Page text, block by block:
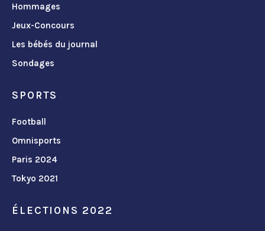
Hommages
Jeux-Concours
Les bébés du journal
Sondages
SPORTS
Football
Omnisports
Paris 2024
Tokyo 2021
ÉLECTIONS 2022